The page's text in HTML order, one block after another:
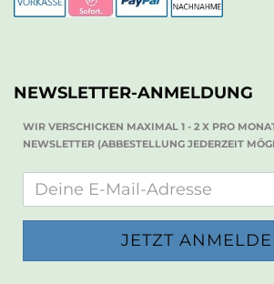
NEWSLETTER-ANMELDUNG
WIR VERSCHICKEN MAXIMAL 1 - 2 X PRO
NEWSLETTER (ABBESTELLUNG JEDERZEIT